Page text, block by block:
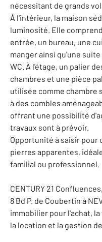
nécessitant de grands
À l'intérieur, la maison
luminosité. Elle
entrée, un bureau, une
manger ainsi qu'une
WC. À l'étage, un palier
chambres et une pièce
utilisée comme chambre
à des combles
offrant une possibilité
travaux sont à prévoir.
Opportunité à saisir pour
pierres apparentes,
familial ou professionnel.
CENTURY 21 Confluences,
8 Bd P. de Coubertin à
immobilier pour l'achat,
la location et la gestion